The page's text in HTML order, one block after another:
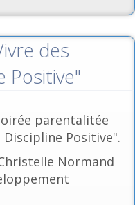
des
Positive"
parentalitée
Discipline Positive".
Normand